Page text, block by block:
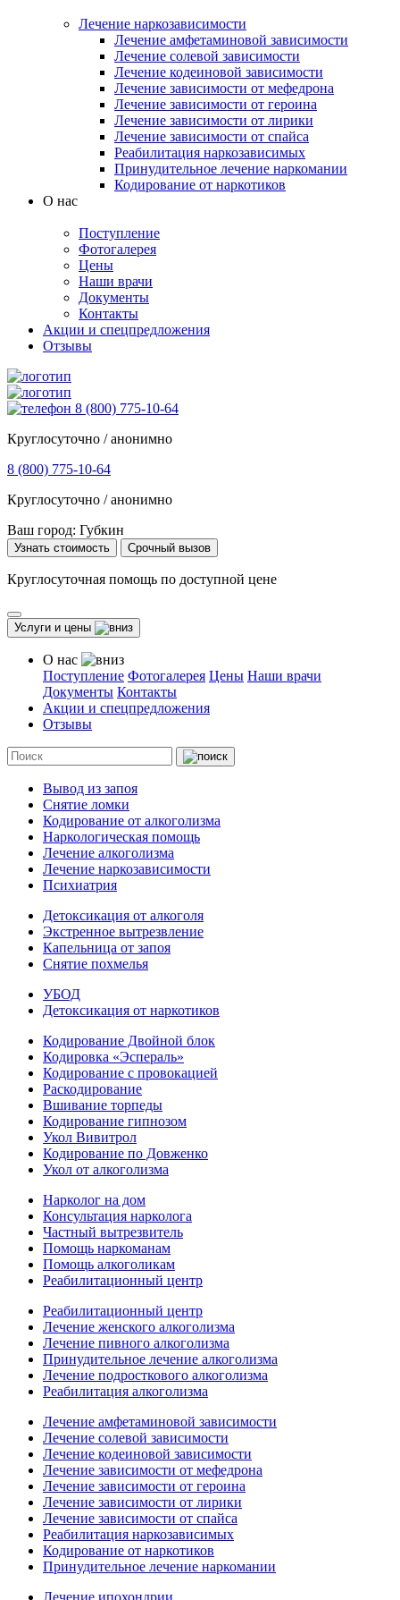
Лечение наркозависимости
Лечение амфетаминовой зависимости
Лечение солевой зависимости
Лечение кодеиновой зависимости
Лечение зависимости от мефедрона
Лечение зависимости от героина
Лечение зависимости от лирики
Лечение зависимости от спайса
Реабилитация наркозависимых
Принудительное лечение наркомании
Кодирование от наркотиков
О нас
Поступление
Фотогалерея
Цены
Наши врачи
Документы
Контакты
Акции и спецпредложения
Отзывы
8 (800) 775-10-64
Круглосуточно / анонимно
8 (800) 775-10-64
Круглосуточно / анонимно
Ваш город: Губкин
Узнать стоимость Срочный вызов
Круглосуточная помощь по доступной цене
Услуги и цены
О нас
Поступление Фотогалерея Цены Наши врачи
Документы Контакты
Акции и спецпредложения
Отзывы
Вывод из запоя
Снятие ломки
Кодирование от алкоголизма
Наркологическая помощь
Лечение алкоголизма
Лечение наркозависимости
Психиатрия
Детоксикация от алкоголя
Экстренное вытрезвление
Капельница от запоя
Снятие похмелья
УБОД
Детоксикация от наркотиков
Кодирование Двойной блок
Кодировка «Эспераль»
Кодирование с провокацией
Раскодирование
Вшивание торпеды
Кодирование гипнозом
Укол Вивитрол
Кодирование по Довженко
Укол от алкоголизма
Нарколог на дом
Консультация нарколога
Частный вытрезвитель
Помощь наркоманам
Помощь алкоголикам
Реабилитационный центр
Реабилитационный центр
Лечение женского алкоголизма
Лечение пивного алкоголизма
Принудительное лечение алкоголизма
Лечение подросткового алкоголизма
Реабилитация алкоголизма
Лечение амфетаминовой зависимости
Лечение солевой зависимости
Лечение кодеиновой зависимости
Лечение зависимости от мефедрона
Лечение зависимости от героина
Лечение зависимости от лирики
Лечение зависимости от спайса
Реабилитация наркозависимых
Кодирование от наркотиков
Принудительное лечение наркомании
Лечение ипохондрии